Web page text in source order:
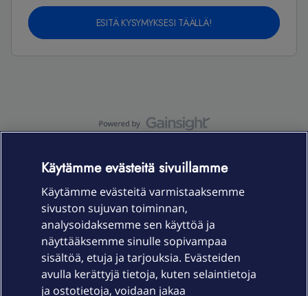
ESITÄ KYSYMYKSESI TÄÄLLÄ!
Laitteet & liittymät
Palvelut
Käytämme evästeitä sivuillamme
Käytämme evästeitä varmistaaksemme
sivuston sujuvan toiminnan,
analysoidaksemme sen käyttöä ja
näyttääksemme sinulle sopivampaa
sisältöä, etuja ja tarjouksia. Evästeiden
avulla kerättyjä tietoja, kuten selaintietoja
ja ostotietoja, voidaan jakaa